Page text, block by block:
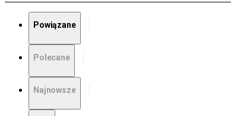
Powiązane
Polecane
Najnowsze